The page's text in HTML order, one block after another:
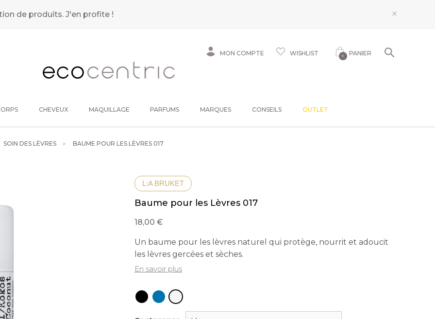
de produits.J'en profite ! ×
MON COMPTE WISHLIST 0 PANIER
CHEVEUX MAQUILLAGE PARFUMS MARQUES CONSEILS OUTLET
SOIN DES LÈVRES BAUME POUR LES LÈVRES 017
L:A BRUKET
Baume pour les Lèvres 017
18,00
Un baume pour les lèvres naturel qui protège, nourrit et adoucit
les lèvres gercées et sèches.
En savoir plus